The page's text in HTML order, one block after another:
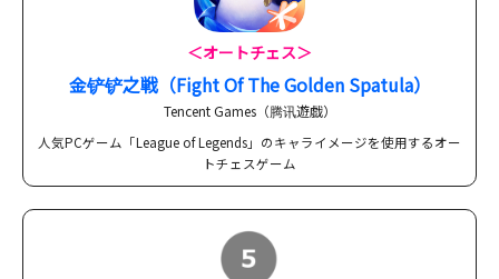
＜オートチェス＞
金铲铲之戦（Fight Of The Golden Spatula）
Tencent Games（腾讯遊戯）
人気PCゲーム「League of Legends」のキャライメージを使用するオー
トチェスゲーム